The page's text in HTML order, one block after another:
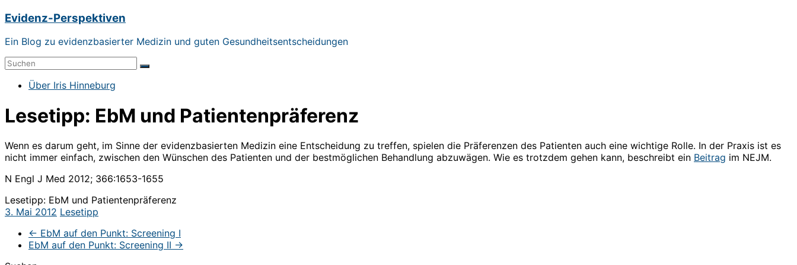
Zum
springen
Evidenz-Perspektiven
Ein Blog zu evidenzbasierter Medizin und guten Gesundheitsentscheidungen
Menü Über Iris Hinneburg
Lesetipp: EbM und Patientenpräferenz
Wenn es darum geht, im Sinne der evidenzbasierten Medizin eine Entscheidung zu treffen, spielen die Präferenzen des Patienten auch eine wichtige Rolle. In der Praxis ist es
nicht immer einfach, zwischen den Wünschen des Patienten und der bestmöglichen Behandlung abzuwägen. Wie es trotzdem gehen kann, beschreibt ein Beitrag im NEJM.
N Engl J Med 2012; 366:1653-1655
Lesetipp: EbM und Patientenpräferenz
3. Mai 2012 Lesetipp
← EbM auf den Punkt: Screening I
EbM auf den Punkt: Screening II →